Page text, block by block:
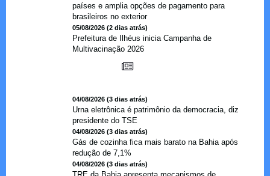
países e amplia opções de pagamento para
brasileiros no exterior
05/08/2026 (2 dias atrás)
Prefeitura de Ilhéus inicia Campanha de
Multivacinação 2026
04/08/2026 (3 dias atrás)
Urna eletrônica é patrimônio da democracia, diz
presidente do TSE
04/08/2026 (3 dias atrás)
Gás de cozinha fica mais barato na Bahia após
redução de 7,1%
04/08/2026 (3 dias atrás)